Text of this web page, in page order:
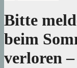
Bitte
beim
verloren